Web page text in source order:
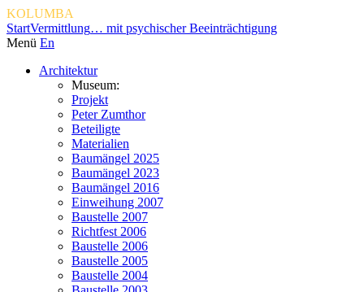
KOLUMBA
StartVermittlung… mit psychischer Beeinträchtigung
Menü En
Architektur
Museum:
Projekt
Peter Zumthor
Beteiligte
Materialien
Baumängel 2025
Baumängel 2023
Baumängel 2016
Einweihung 2007
Baustelle 2007
Richtfest 2006
Baustelle 2006
Baustelle 2005
Baustelle 2004